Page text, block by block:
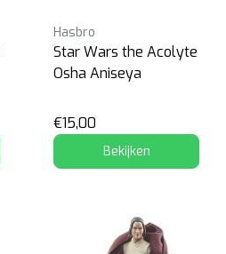
Hasbro
Star Wars the Acolyte
Osha Aniseya
€15,00
Bekijken